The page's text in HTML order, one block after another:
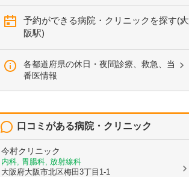
予約ができる病院・クリニックを探す(大
阪駅)
各都道府県の休日・夜間診療、救急、当
番医情報
口コミがある病院・クリニック
今村クリニック
内科, 胃腸科, 放射線科
大阪府大阪市北区梅田3丁目1-1